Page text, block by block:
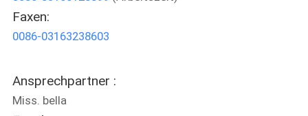
QUALITÄTSKONTROLLE
SIE
MIT
Faxen:
0086-03163238603
Ansprechpartner :
Miss. bella